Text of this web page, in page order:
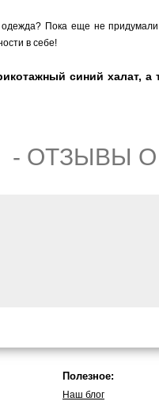
Пока еще не придумали
в себе!
синий халат,
- ОТЗЫВЫ О
Полезное:
Наш блог